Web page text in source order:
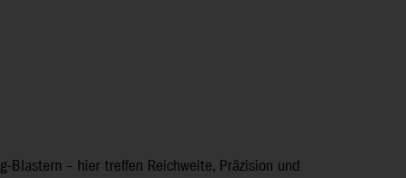
– hier treffen Reichweite, Präzision und